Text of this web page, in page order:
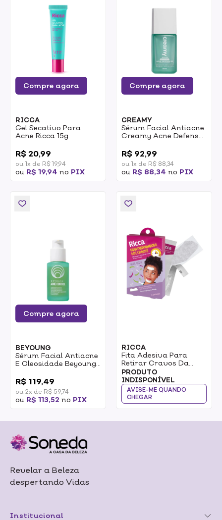
Compre agora
RICCA
Gel Secativo Para
Acne Ricca 15g
R$ 20,99
ou 1x de R$ 19,94
ou R$ 19,94 no PIX
Compre agora
CREAMY
Sérum Facial Antiacne
Creamy Acne Defense
R$ 92,99
ou 1x de R$ 88,34
ou R$ 88,34 no PIX
Compre agora
BEYOUNG
Sérum Facial Antiacne
E Oleosidade Beyoung
R$ 119,49
ou 2x de R$ 59,74
ou R$ 113,52 no PIX
RICCA
Fita Adesiva Para
Retirar Cravos Da
Zona T E Queixo Ricca
3pcs
PRODUTO
INDISPONÍVEL
AVISE-ME QUANDO
CHEGAR
Revelar a Beleza
despertando Vidas
Institucional